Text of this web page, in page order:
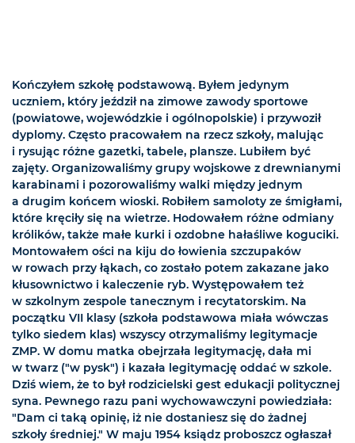
Kończyłem szkołę podstawową. Byłem jedynym
uczniem, który jeździł na zimowe zawody sportowe
(powiatowe, wojewódzkie i ogólnopolskie) i przywoził
dyplomy. Często pracowałem na rzecz szkoły, malując
i rysując różne gazetki, tabele, plansze. Lubiłem być
zajęty. Organizowaliśmy grupy wojskowe z drewnianymi
karabinami i pozorowaliśmy walki między jednym
a drugim końcem wioski. Robiłem samoloty ze śmigłami,
które kręciły się na wietrze. Hodowałem różne odmiany
królików, także małe kurki i ozdobne hałaśliwe koguciki.
Montowałem ości na kiju do łowienia szczupaków
w rowach przy łąkach, co zostało potem zakazane jako
kłusownictwo i kaleczenie ryb. Występowałem też
w szkolnym zespole tanecznym i recytatorskim. Na
początku VII klasy (szkoła podstawowa miała wówczas
tylko siedem klas) wszyscy otrzymaliśmy legitymacje
ZMP. W domu matka obejrzała legitymację, dała mi
w twarz ("w pysk") i kazała legitymację oddać w szkole.
Dziś wiem, że to był rodzicielski gest edukacji politycznej
syna. Pewnego razu pani wychowawczyni powiedziała:
"Dam ci taką opinię, iż nie dostaniesz się do żadnej
szkoły średniej." W maju 1954 ksiądz proboszcz ogłaszał